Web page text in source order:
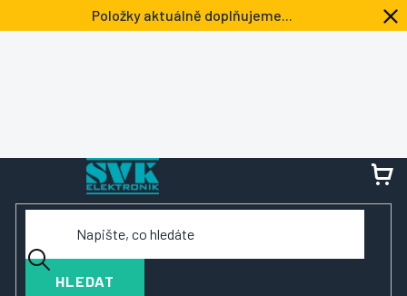
na
Položky aktuálně doplňujeme...
HLEDAT